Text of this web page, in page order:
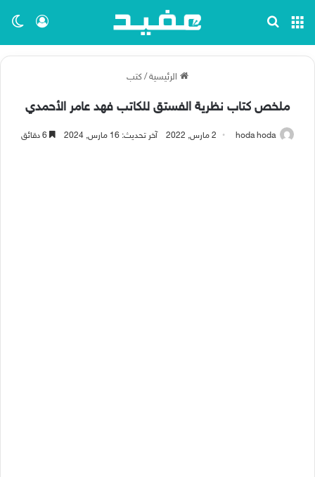
تسجيل القائمة
الرئيسية/كتب
ملخص كتاب نظرية الفستق للكاتب فهد عامر الأحمدي
hoda hoda 2 مارس, 2022 آخر تحديث: 16 مارس, 2024